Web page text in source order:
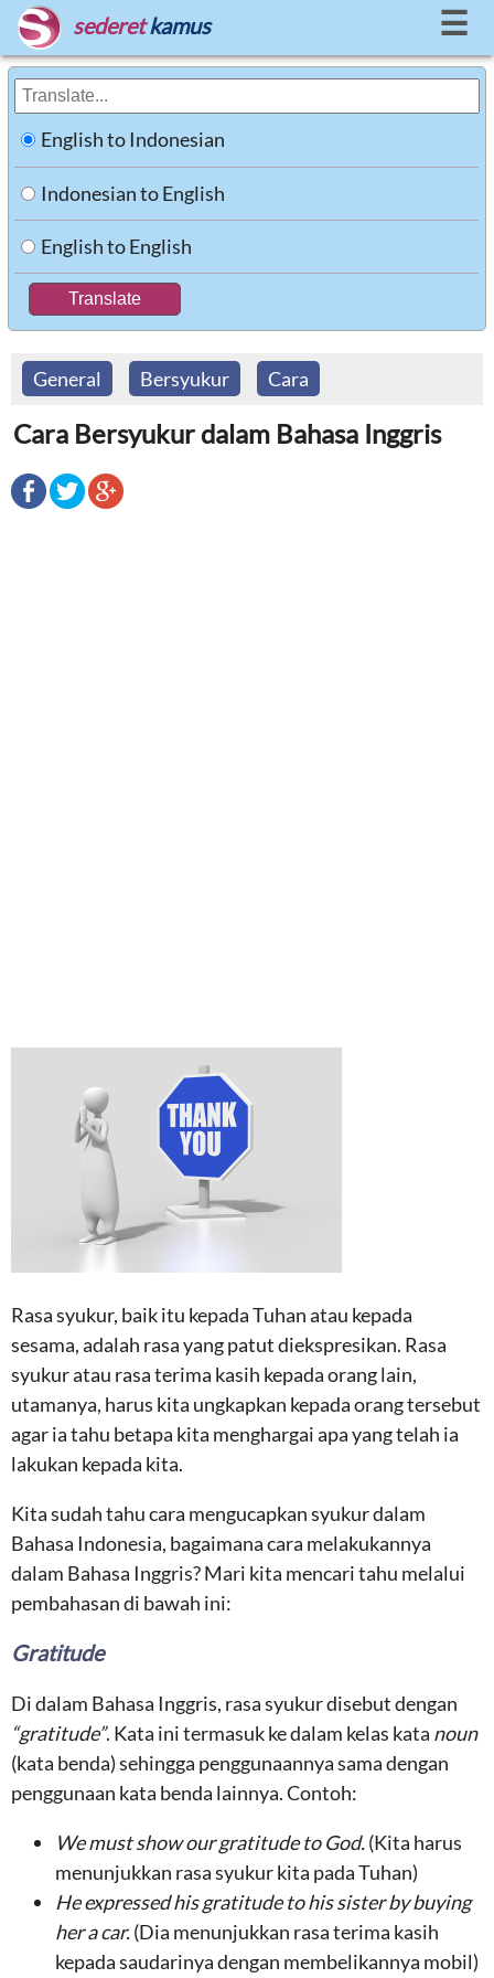
sederet kamus ☰
English to Indonesian
Indonesian to English
English to English
General Bersyukur Cara
Cara Bersyukur dalam Bahasa Inggris
Rasa syukur, baik itu kepada Tuhan atau kepada
sesama, adalah rasa yang patut diekspresikan. Rasa
syukur atau rasa terima kasih kepada orang lain,
utamanya, harus kita ungkapkan kepada orang tersebut
agar ia tahu betapa kita menghargai apa yang telah ia
lakukan kepada kita.
Kita sudah tahu cara mengucapkan syukur dalam
Bahasa Indonesia, bagaimana cara melakukannya
dalam Bahasa Inggris? Mari kita mencari tahu melalui
pembahasan di bawah ini:
Gratitude
Di dalam Bahasa Inggris, rasa syukur disebut dengan
“gratitude”. Kata ini termasuk ke dalam kelas kata noun
(kata benda) sehingga penggunaannya sama dengan
penggunaan kata benda lainnya. Contoh:
We must show our gratitude to God.(Kita harus
menunjukkan rasa syukur kita pada Tuhan)
He expressed his gratitude to his sister by buying
her a car.(Dia menunjukkan rasa terima kasih
kepada saudarinya dengan membelikannya mobil)